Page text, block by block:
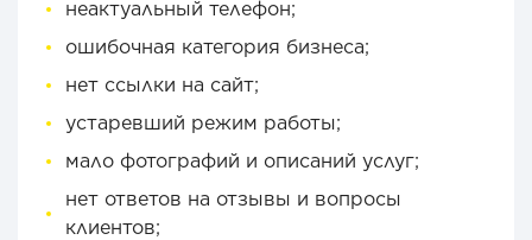
неактуальный телефон;
ошибочная категория бизнеса;
нет ссылки на сайт;
устаревший режим работы;
мало фотографий и описаний услуг;
нет ответов на отзывы и вопросы
клиентов;